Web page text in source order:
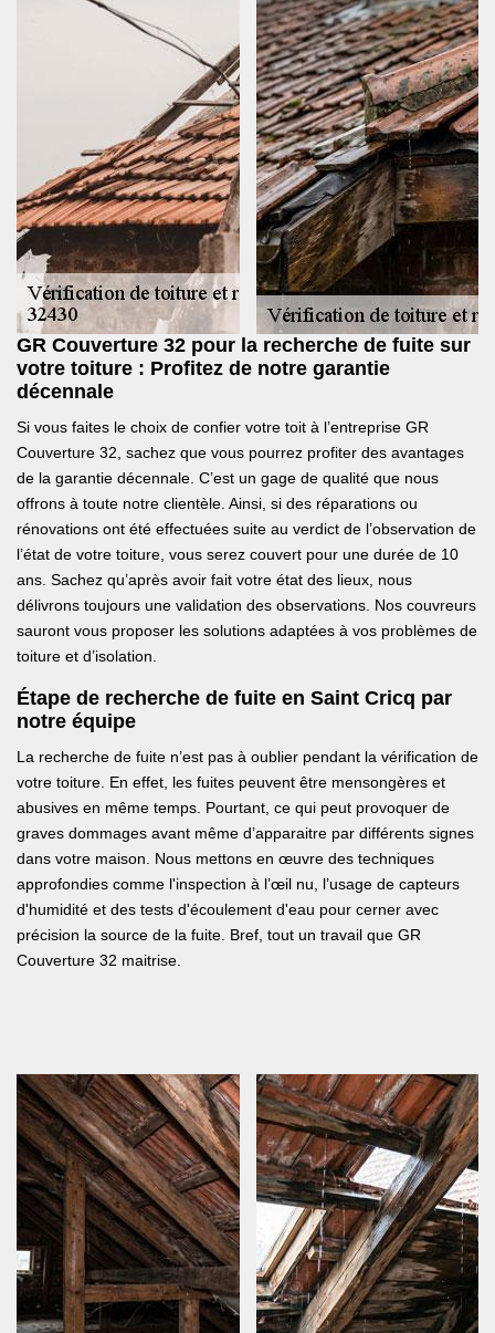
GR Couverture 32 pour la recherche de fuite sur
votre toiture : Profitez de notre garantie
décennale
Si vous faites le choix de confier votre toit à l’entreprise GR
Couverture 32, sachez que vous pourrez profiter des avantages
de la garantie décennale. C’est un gage de qualité que nous
offrons à toute notre clientèle. Ainsi, si des réparations ou
rénovations ont été effectuées suite au verdict de l’observation de
l’état de votre toiture, vous serez couvert pour une durée de 10
ans. Sachez qu’après avoir fait votre état des lieux, nous
délivrons toujours une validation des observations. Nos couvreurs
sauront vous proposer les solutions adaptées à vos problèmes de
toiture et d’isolation.
Étape de recherche de fuite en Saint Cricq par
notre équipe
La recherche de fuite n’est pas à oublier pendant la vérification de
votre toiture. En effet, les fuites peuvent être mensongères et
abusives en même temps. Pourtant, ce qui peut provoquer de
graves dommages avant même d’apparaitre par différents signes
dans votre maison. Nous mettons en œuvre des techniques
approfondies comme l'inspection à l’œil nu, l’usage de capteurs
d'humidité et des tests d'écoulement d'eau pour cerner avec
précision la source de la fuite. Bref, tout un travail que GR
Couverture 32 maitrise.